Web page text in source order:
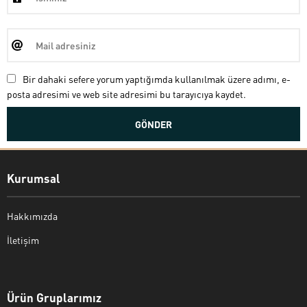
Bir dahaki sefere yorum yaptığımda kullanılmak üzere adımı, e-
posta adresimi ve web site adresimi bu tarayıcıya kaydet.
Kurumsal
Hakkımızda
İletişim
Ürün Gruplarımız